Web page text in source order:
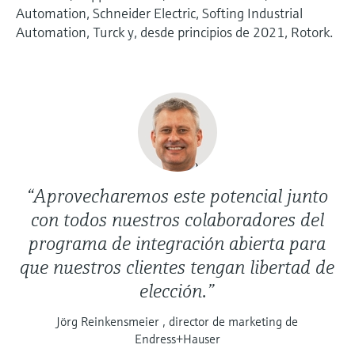
Automation, Schneider Electric, Softing Industrial
Automation, Turck y, desde principios de 2021, Rotork.
“Aprovecharemos este potencial junto
con todos nuestros colaboradores del
programa de integración abierta para
que nuestros clientes tengan libertad de
elección.”
Jörg Reinkensmeier , director de marketing de
Endress+Hauser